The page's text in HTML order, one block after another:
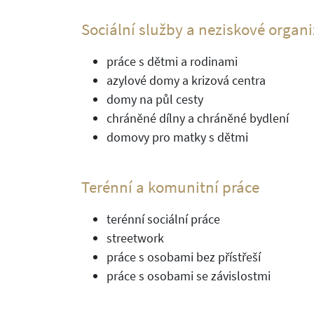
Sociální služby a neziskové
práce s dětmi a rodinami
azylové domy a krizová centra
domy na půl cesty
chráněné dílny a chráněné bydlení
domovy pro matky s dětmi
Terénní a komunitní práce
terénní sociální práce
streetwork
práce s osobami bez přístřeší
práce s osobami se závislostmi